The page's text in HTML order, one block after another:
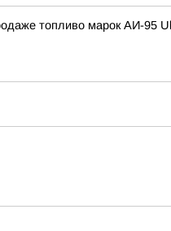
топливо марок АИ-95